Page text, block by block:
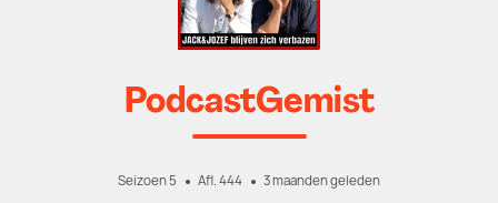
PodcastGemist
Seizoen 5 Afl. 444 3 maanden geleden